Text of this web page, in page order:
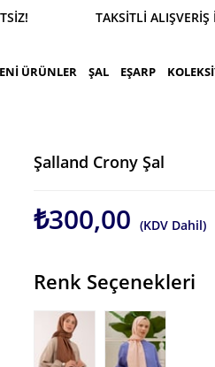
TAKSİTLİ ALIŞVERİŞ
ÜRÜNLER ŞAL EŞARP
Şalland Crony Şal
₺300,00 (KDV Dahil)
Renk Seçenekleri